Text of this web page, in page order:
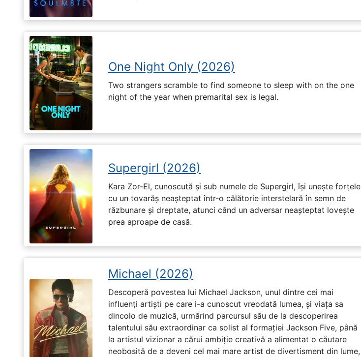
One Night Only (2026)
Two strangers scramble to find someone to sleep with on the one
night of the year when premarital sex is legal.
Supergirl (2026)
Kara Zor-El, cunoscută și sub numele de Supergirl, își unește forțele
cu un tovarăș neașteptat într-o călătorie interstelară în semn de
răzbunare și dreptate, atunci când un adversar neașteptat lovește
prea aproape de casă.
Michael (2026)
Descoperă povestea lui Michael Jackson, unul dintre cei mai
influenți artiști pe care i-a cunoscut vreodată lumea, și viața sa
dincolo de muzică, urmărind parcursul său de la descoperirea
talentului său extraordinar ca solist al formației Jackson Five, până
la artistul vizionar a cărui ambiție creativă a alimentat o căutare
neobosită de a deveni cel mai mare artist de divertisment din lume,